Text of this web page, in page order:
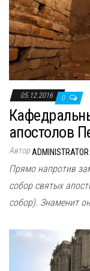
05.12.2016 0
апостолов
АвторADMINISTRATOR
Прямо напротив
собор святых
собор). Знаменит